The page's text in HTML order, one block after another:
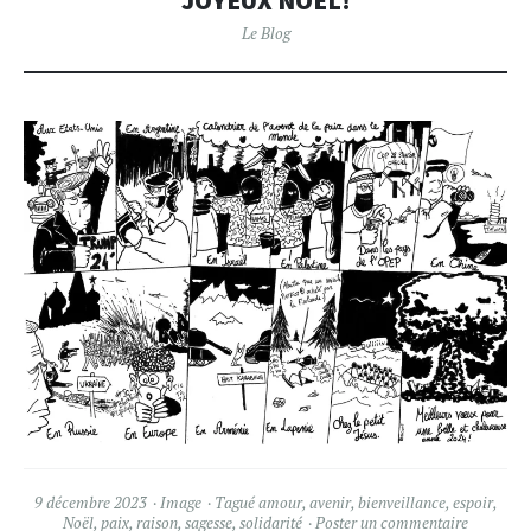
Le Blog
9 décembre 2023 Image Taguéamour, avenir, bienveillance, espoir,
Noël, paix, raison, sagesse, solidarité Poster un commentaire